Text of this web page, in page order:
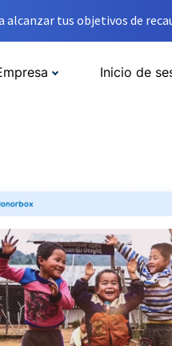
alcanzar tus objetivos de
Inicio de